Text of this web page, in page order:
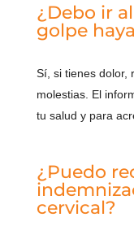
¿Debo ir
golpe
Sí, si tienes dolor,
molestias. El
tu salud y para
¿Puedo
cervical?